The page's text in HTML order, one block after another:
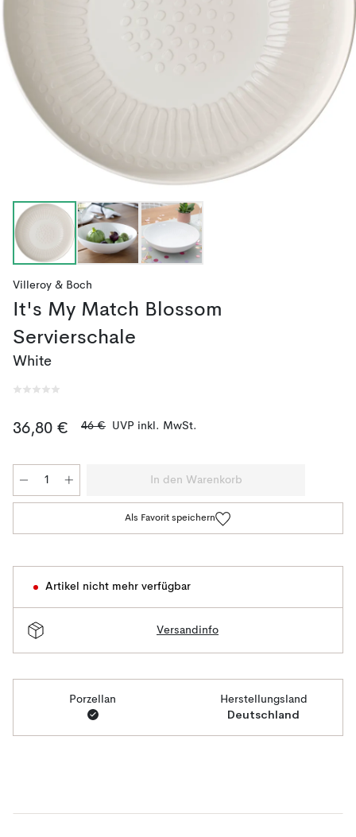
Villeroy & Boch
It's My Match Blossom
Servierschale
White
36,80 € 46 € UVP inkl. MwSt.
In den Warenkorb
Als Favorit speichern
Artikel nicht mehr verfügbar
Versandinfo
Porzellan Herstellungsland
Deutschland